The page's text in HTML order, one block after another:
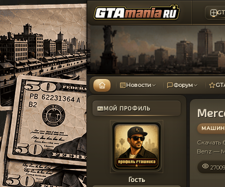
Новости Форум
МОЙ ПРОФИЛЬ
Гость
Скачать
Benz —
27009